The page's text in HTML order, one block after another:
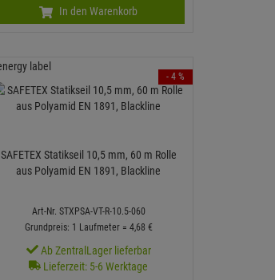
In den Warenkorb
SAFETEX Statikseil 10,5 mm, 60 m Rolle
aus Polyamid EN 1891, Blackline
Art-Nr. STXPSA-VT-R-10.5-060
Grundpreis: 1 Laufmeter = 4,68 €
Ab ZentralLager lieferbar
Lieferzeit: 5-6 Werktage
- 4 %